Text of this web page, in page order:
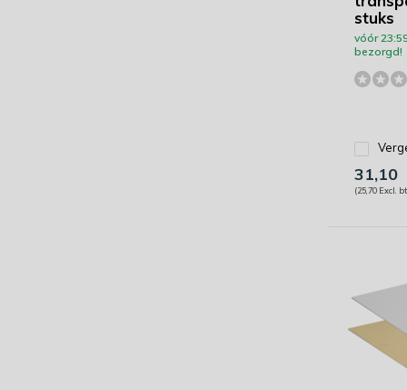
stuks
vóór
bezorgd!
31,10
(25,70 Excl.